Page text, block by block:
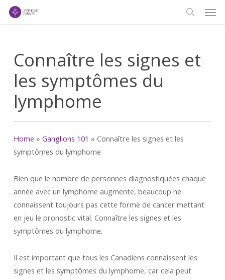
Skip
Connaître les signes et
les symptômes du
lymphome
Home » Ganglions 101 » Connaître les signes et les
symptômes du lymphome
Bien que le nombre de personnes diagnostiquées chaque
année avec un lymphome augmente, beaucoup ne
connaissent toujours pas cette forme de cancer mettant
en jeu le pronostic vital. Connaître les signes et les
symptômes du lymphome.
Il est important que tous les Canadiens connaissent les
signes et les symptômes du lymphome, car cela peut